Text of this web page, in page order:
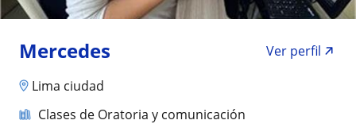
Mercedes
Ver perfil
Lima ciudad
Clases de Oratoria y comunicación